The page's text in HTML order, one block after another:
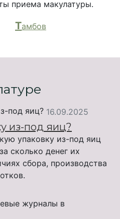
приема макулатуры.
Тамбов
16.09.2025
из-под яиц?
упаковку из-под яиц
сколько денег их
сбора, производства